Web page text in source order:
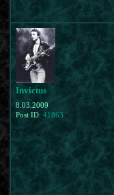
Invictus
8.03.2009
Post ID: 41863